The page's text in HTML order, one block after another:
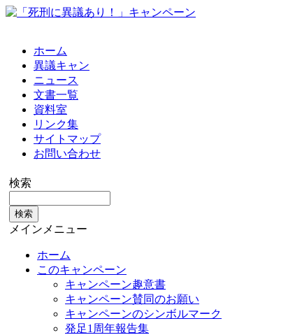
ホーム
異議キャン
ニュース
文書一覧
資料室
リンク集
サイトマップ
お問い合わせ
検索
メインメニュー
ホーム
このキャンペーン
キャンペーン趣意書
キャンペーン賛同のお願い
キャンペーンのシンボルマーク
発足1周年報告集